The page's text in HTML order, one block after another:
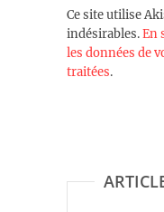
Ce site utilise
indésirables.En
les données de
traitées.